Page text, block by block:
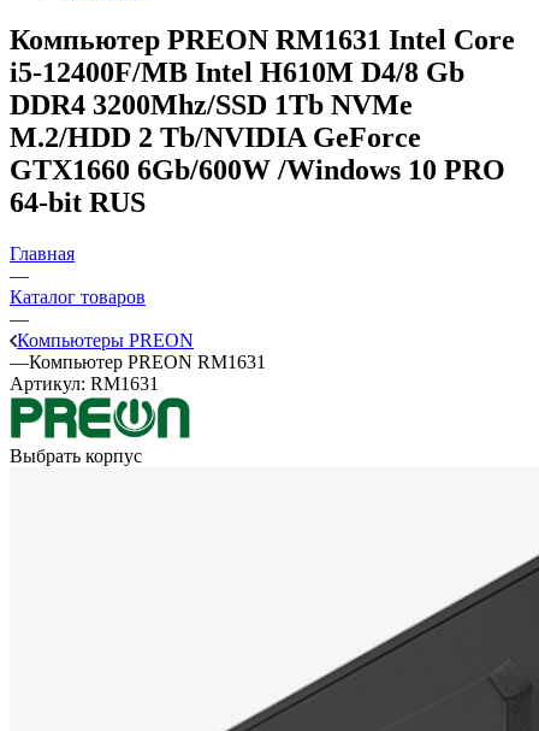
Компьютер PREON RM1631 Intel Core
i5-12400F/MB Intel H610M D4/8 Gb
DDR4 3200Mhz/SSD 1Tb NVMe
M.2/HDD 2 Tb/NVIDIA GeForce
GTX1660 6Gb/600W /Windows 10 PRO
64-bit RUS
Главная
—
Каталог товаров
—
Компьютеры PREON
—Компьютер PREON RM1631
Артикул: RM1631
Выбрать корпус